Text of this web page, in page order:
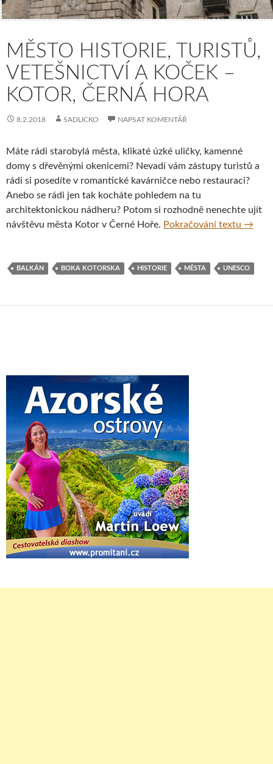
MĚSTO HISTORIE, TURISTŮ,
VETEŠNICTVÍ A KOČEK –
KOTOR, ČERNÁ HORA
8.2.2018 SADLICKO NAPSAT KOMENTÁŘ
Máte rádi starobylá města, klikaté úzké uličky, kamenné
domy s dřevěnými okenicemi? Nevadí vám zástupy turistů a
rádi si posedíte v romantické kavárničce nebo restauraci?
Anebo se rádi jen tak kocháte pohledem na tu
architektonickou nádheru? Potom si rozhodně nenechte ujít
návštěvu města Kotor v Černé Hoře. Pokračování textu Město
→
BALKÁN BOKA KOTORSKA HISTORIE MĚSTA UNESCO